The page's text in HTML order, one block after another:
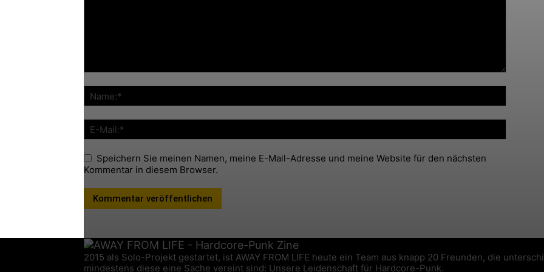
Speichern Sie meinen Namen, meine E-Mail-Adresse und meine Website für den nächsten
Kommentar in diesem Browser.
2015 als Solo-Projekt gestartet, ist AWAY FROM LIFE heute ein Team aus knapp 20 Freunden, die
mindestens diese eine Sache vereint sind: Unsere Leidenschaft für Hardcore-Punk.